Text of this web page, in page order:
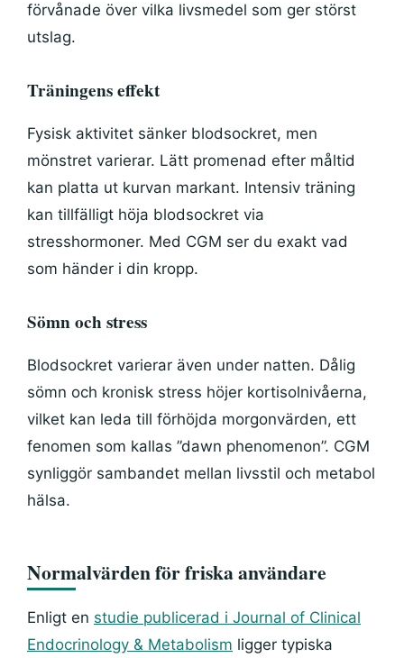
förvånade över vilka livsmedel som ger störst
utslag.
Träningens effekt
Fysisk aktivitet sänker blodsockret, men
mönstret varierar. Lätt promenad efter måltid
kan platta ut kurvan markant. Intensiv träning
kan tillfälligt höja blodsockret via
stresshormoner. Med CGM ser du exakt vad
som händer i din kropp.
Sömn och stress
Blodsockret varierar även under natten. Dålig
sömn och kronisk stress höjer kortisolnivåerna,
vilket kan leda till förhöjda morgonvärden, ett
fenomen som kallas ”dawn phenomenon”. CGM
synliggör sambandet mellan livsstil och metabol
hälsa.
Normalvärden för friska användare
Enligt en studie publicerad i Journal of Clinical
Endocrinology & Metabolism ligger typiska